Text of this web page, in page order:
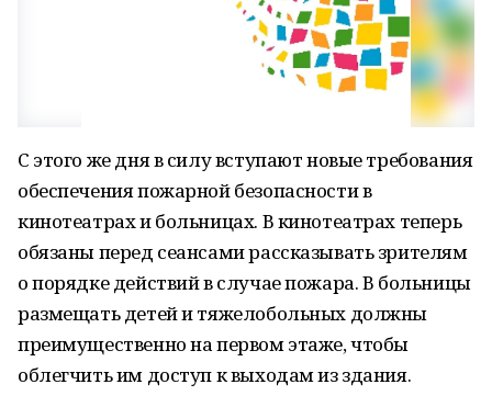
С этого же дня в силу вступают новые требования
обеспечения пожарной безопасности в
кинотеатрах и больницах. В кинотеатрах теперь
обязаны перед сеансами рассказывать зрителям
о порядке действий в случае пожара. В больницы
размещать детей и тяжелобольных должны
преимущественно на первом этаже, чтобы
облегчить им доступ к выходам из здания.